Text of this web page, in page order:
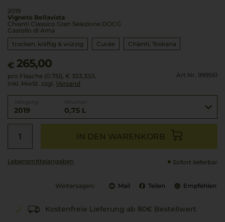
2019
Vigneto Bellavista
Chianti Classico Gran Selezione DOCG
Castello di Ama
trocken, kräftig & würzig
Cuvée Chianti Toskana
€ 265,00
pro Flasche (0.75l), € 353,33/L
inkl. MwSt. zzgl. Versand
Art.Nr. 999561
2019 0,75 L
IN DEN WARENKORB
Lebensmittel­angaben Sofort lieferbar
Weitersagen: Mail Teilen Empfehlen
Kostenfreie Lieferung ab 80€ Bestellwert